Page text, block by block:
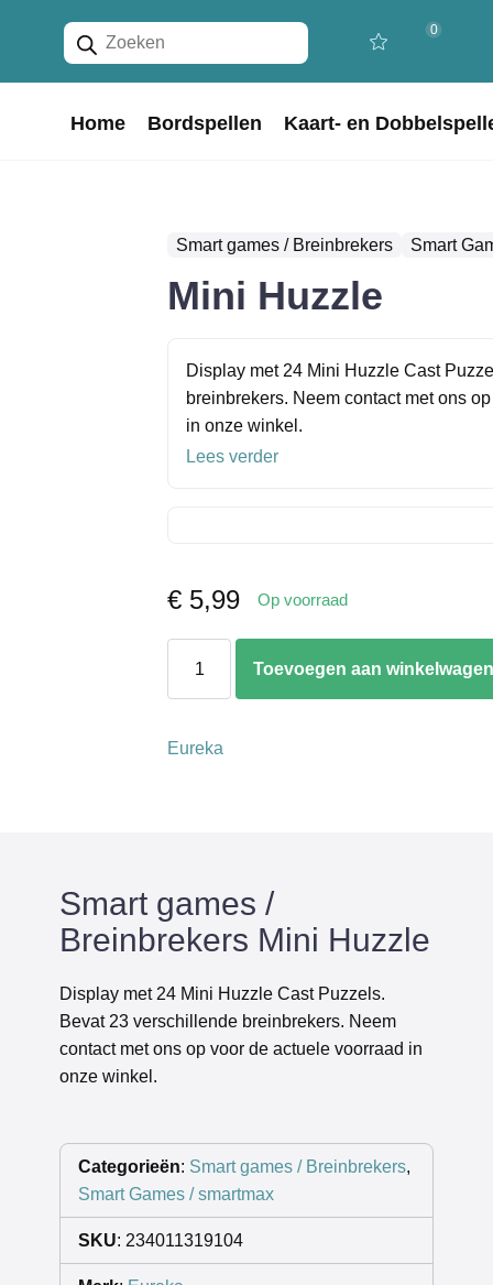
Producten
zoeken
0
Home Bordspellen Kaart- en
Smart games / Breinbrekers Smart
Mini Huzzle
Display met 24 Mini Huzzle Cast
breinbrekers. Neem contact met ons
in onze winkel.
Lees verder
€ 5,99 Op voorraad
Huzzle
Toevoegen aan
Eureka
Smart games /
Breinbrekers Mini Huzzle
Display met 24 Mini Huzzle Cast Puzzels.
Bevat 23 verschillende breinbrekers. Neem
contact met ons op voor de actuele voorraad in
onze winkel.
Categorieën: Smart games / Breinbrekers,
Smart Games / smartmax
SKU: 234011319104